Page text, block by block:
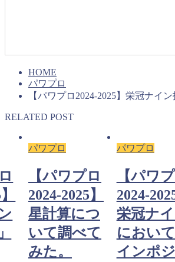
HOME
パワプロ
【パワプロ2024-2025】栄冠ナイ
RELATED POST
パワプロ
【パワプロ
2024-2025】
星計算につ
いて調べて
みた。
パワプロ
【パワ
2024-
栄冠ナ
におい
インポ